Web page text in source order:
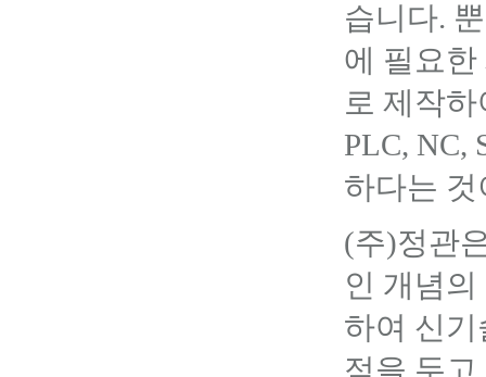
습니다.
에 필요
로 제작하
PLC, NC,
하다는
(주)정관
인 개념
하여 신
점을 두고